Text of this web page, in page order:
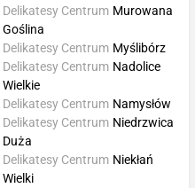
Delikatesy Centrum Murowana
Goślina
Delikatesy Centrum Myślibórz
Delikatesy Centrum Nadolice
Wielkie
Delikatesy Centrum Namysłów
Delikatesy Centrum Niedrzwica
Duża
Delikatesy Centrum Niekłań
Wielki